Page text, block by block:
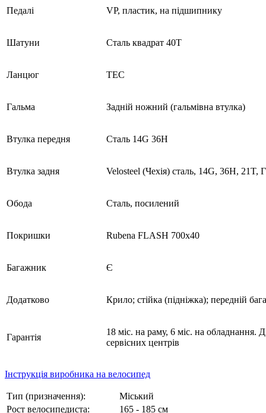
Педалі VP, пластик, на підшипнику
Шатуни Сталь квадрат 40Т
Ланцюг ТЕС
Гальма Задній ножний (гальмівна втулка)
Втулка передня Сталь 14G 36H
Втулка задня Velosteel (Чехія) сталь, 14G, 36H, 21T,
Обода Сталь, посилений
Покришки Rubena FLASH 700x40
Багажник Є
Додатково Крило; стійка (підніжка); передній
Гарантія
18 міс. на раму, 6 міс. на обладнання.
сервісних центрів
Інструкція виробника на велосипед
Тип (призначення):
Міський
Рост велосипедиста:
165 - 185 см